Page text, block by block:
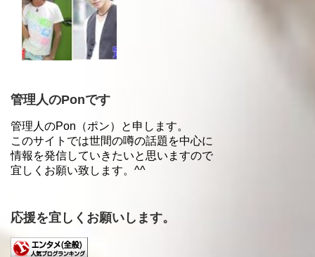
管理人のPonです
管理人のPon（ポン）と申します。
このサイトでは世間の噂の話題を中心に
情報を発信していきたいと思いますので
宜しくお願い致します。^^
応援を宜しくお願いします。